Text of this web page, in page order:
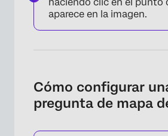
aparece en la imagen.
Cómo configurar
pregunta de mapa